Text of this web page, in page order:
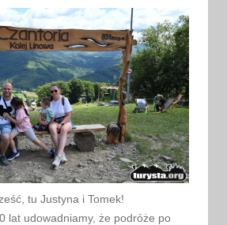
tu Justyna i Tomek!
lat udowadniamy, że podróże po